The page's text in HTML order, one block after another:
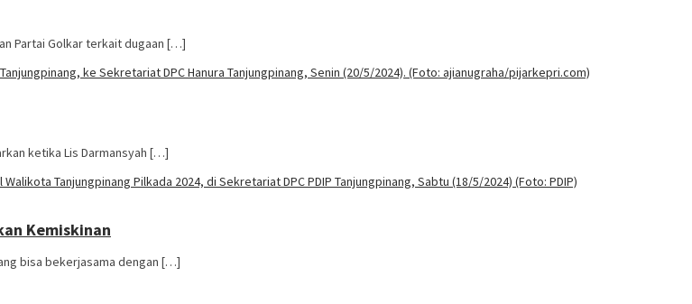
Partai Golkar terkait dugaan […]
ketika Lis Darmansyah […]
Kemiskinan
bisa bekerjasama dengan […]